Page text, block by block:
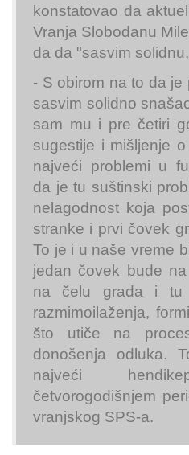
konstatovao da
Vranja Slobodanu
da da "sasvim
- S obirom na to da je
sasvim solidno
sam mu i pre četiri
sugestije i mišljenje
najveći problemi u
da je tu suštinski
nelagodnost koja
stranke i prvi čovek
To je i u naše vreme
jedan čovek bude
na čelu grada i tu
razmimoilaženja,
što utiče na
donošenja odluka.
najveći
četvorogodišnjem
vranjskog SPS-a.